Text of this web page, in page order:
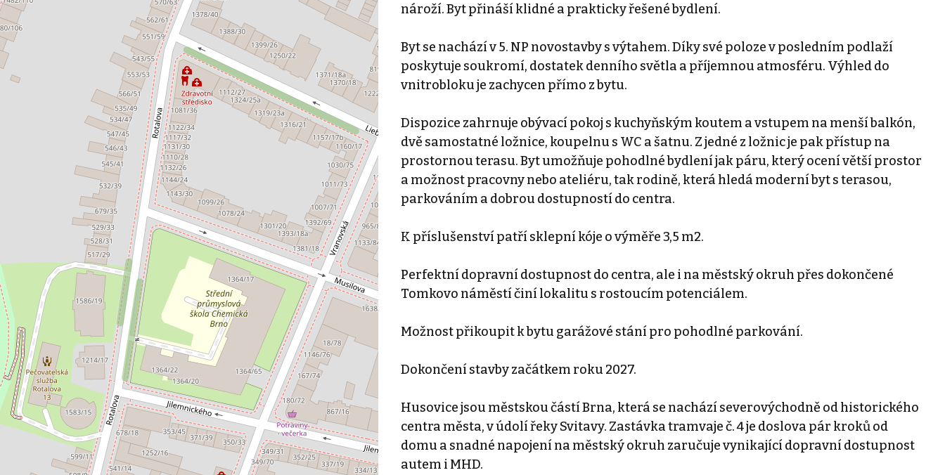
nároží. Byt přináší klidné a prakticky řešené bydlení.
Byt se nachází v 5. NP novostavby s výtahem. Díky své poloze v posledním podlaží
poskytuje soukromí, dostatek denního světla a příjemnou atmosféru. Výhled do
vnitrobloku je zachycen přímo z bytu.
Dispozice zahrnuje obývací pokoj s kuchyňským koutem a vstupem na menší balkón,
dvě samostatné ložnice, koupelnu s WC a šatnu. Z jedné z ložnic je pak přístup na
prostornou terasu. Byt umožňuje pohodlné bydlení jak páru, který ocení větší prostor
a možnost pracovny nebo ateliéru, tak rodině, která hledá moderní byt s terasou,
parkováním a dobrou dostupností do centra.
K příslušenství patří sklepní kóje o výměře 3,5 m2.
Perfektní dopravní dostupnost do centra, ale i na městský okruh přes dokončené
Tomkovo náměstí činí lokalitu s rostoucím potenciálem.
Možnost přikoupit k bytu garážové stání pro pohodlné parkování.
Dokončení stavby začátkem roku 2027.
Husovice jsou městskou částí Brna, která se nachází severovýchodně od historického
centra města, v údolí řeky Svitavy. Zastávka tramvaje č. 4 je doslova pár kroků od
domu a snadné napojení na městský okruh zaručuje vynikající dopravní dostupnost
autem i MHD.